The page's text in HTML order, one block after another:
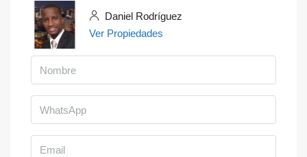
Daniel Rodríguez
Ver Propiedades